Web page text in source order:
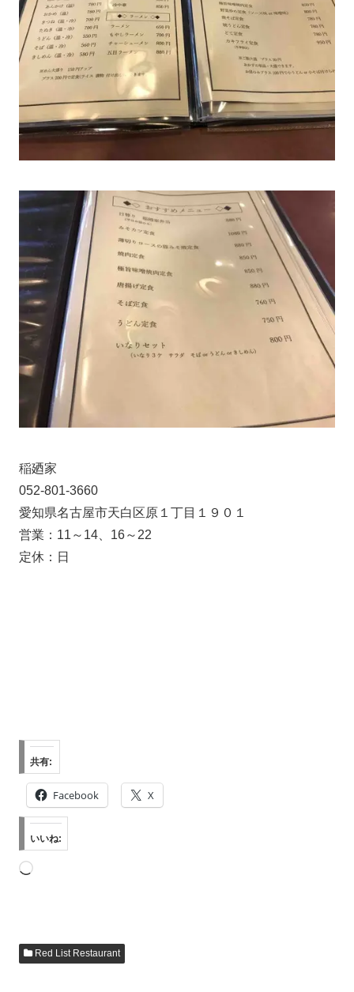
稲廼家
052-801-3660
愛知県名古屋市天白区原１丁目１９０１
営業：11～14、16～22
定休：日
共有:
Facebook X
いいね:
読
中…
Red List Restaurant